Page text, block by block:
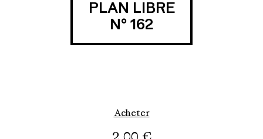
PLAN LIBRE
N° 162
Acheter